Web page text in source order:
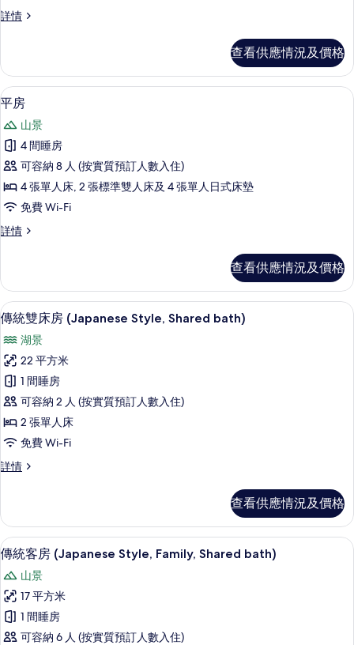
(Japanese
的
相
片
詳情
傳
(Japanese
Style
)
情
查看供應情況及價格
載
入
所
有
平
房
相
平房 | 熨斗/熨衫板、免費 Wi-Fi、床單
5
平房
山景
4 間睡房
可容納 8 人 (按實質預訂人數入住)
4 張單人床, 2 張標準雙人床及 4 張單人日式床墊
免費 Wi-Fi
詳情
平
查看供應情況及價格
載
入
所
有
傳
統
雙
房
Style,
Shared
bath)
的
相
片
傳統雙床房 (Japanese Style, Shared
2
傳統雙床房 (Japanese Style, Shared bath)
湖景
22 平方米
1 間睡房
可容納 2 人 (按實質預訂人數入住)
2 張單人床
免費 Wi-Fi
詳情
傳
房
(Japanese
Style,
Shared
bath)
詳
情
查看供應情況及價格
載
入
所
有
傳
傳統客房 (Japanese Style, Family,
2
傳統客房 (Japanese Style, Family, Shared bath)
山景
17 平方米
1 間睡房
可容納 6 人 (按實質預訂人數入住)